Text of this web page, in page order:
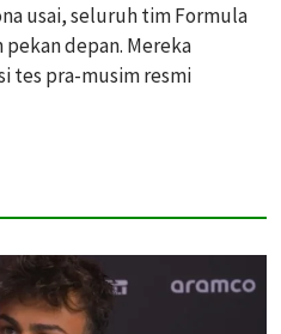
usai, seluruh tim Formula
pekan depan. Mereka
tes pra-musim resmi